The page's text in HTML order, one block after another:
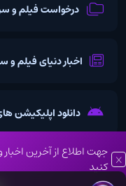
جهت اطلاع از آخرین
کنید
درخواست فیلم و
اخبار دنیای فیلم و
دانلود اپلیکیشن